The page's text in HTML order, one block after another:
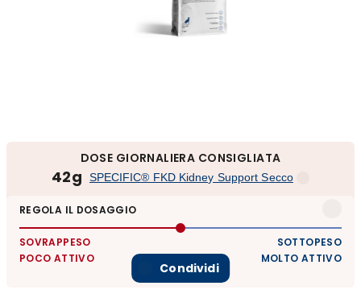
DOSE GIORNALIERA CONSIGLIATA
42g SPECIFIC® FKD Kidney Support Secco
REGOLA IL DOSAGGIO
SOVRAPPESO
POCO ATTIVO
SOTTOPESO
MOLTO ATTIVO
Condividi